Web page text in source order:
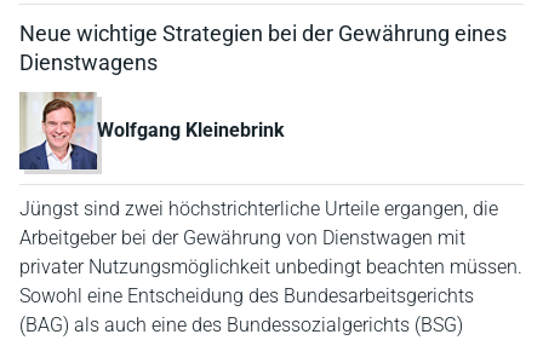
Neue wichtige Strategien bei der Gewährung eines
Dienstwagens
Wolfgang Kleinebrink
Jüngst sind zwei höchstrichterliche Urteile ergangen, die
Arbeitgeber bei der Gewährung von Dienstwagen mit
privater Nutzungsmöglichkeit unbedingt beachten müssen.
Sowohl eine Entscheidung des Bundesarbeitsgerichts
(BAG) als auch eine des Bundessozialgerichts (BSG)